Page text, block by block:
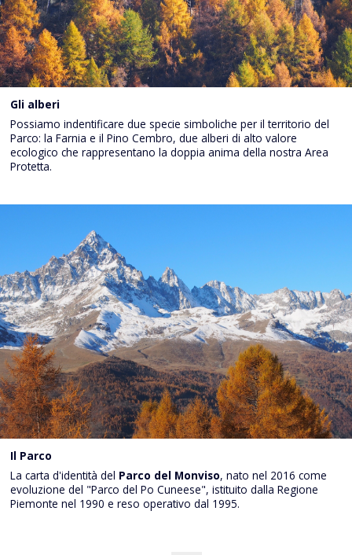
Gli alberi
Possiamo indentificare due specie simboliche per il territorio del
Parco: la Farnia e il Pino Cembro, due alberi di alto valore
ecologico che rappresentano la doppia anima della nostra Area
Protetta.
Il Parco
La carta d'identità del Parco del Monviso, nato nel 2016 come
evoluzione del "Parco del Po Cuneese", istituito dalla Regione
Piemonte nel 1990 e reso operativo dal 1995.